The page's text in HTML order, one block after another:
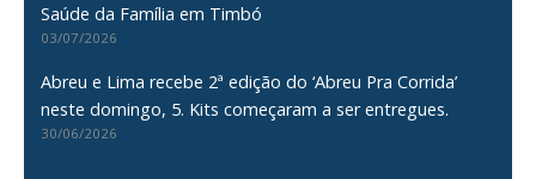
Saúde da Família em Timbó
03/07/2026
Abreu e Lima recebe 2ª edição do ‘Abreu Pra Corrida’
neste domingo, 5. Kits começaram a ser entregues.
30/06/2026